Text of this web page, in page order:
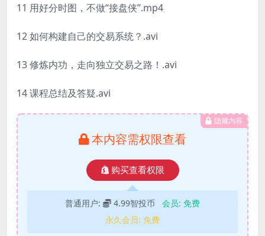
11 用好分时图，不做“接盘侠”.mp4
12 如何构建自己的交易系统？.avi
13 修炼内功，走向独立交易之路！.avi
14 课程总结及答疑.avi
隐藏内容
本内容需权限查看
购买查看权限
普通用户: 4.99智投币 会员: 免费
永久会员: 免费